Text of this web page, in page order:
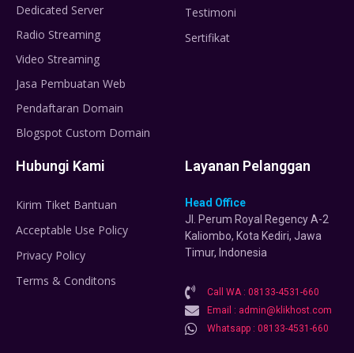
Dedicated Server
Radio Streaming
Video Streaming
Jasa Pembuatan Web
Pendaftaran Domain
Blogspot Custom Domain
Testimoni
Sertifikat
Hubungi Kami
Kirim Tiket Bantuan
Acceptable Use Policy
Privacy Policy
Terms & Conditons
Layanan Pelanggan
Head Office
Jl. Perum Royal Regency A-2
Kaliombo, Kota Kediri, Jawa
Timur, Indonesia
Call WA : 08133-4531-660
Email : admin@klikhost.com
Whatsapp : 08133-4531-660